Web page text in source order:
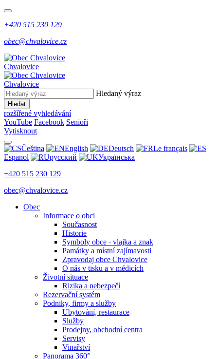
+420 515 230 129
obec@chvalovice.cz
Chvalovice
Chvalovice
Hledaný výraz
Hledat
rozšířené vyhledávání
YouTube Facebook Senioři
Vytisknout
Čeština English Deutsch
Le français
Espanol
русский
Українська
+420 515 230 129
obec@chvalovice.cz
Obec
Informace o obci
Současnost
Historie
Symboly obce - vlajka a znak
Památky a místní zajímavosti
Zpravodaj obce Chvalovice
O nás v tisku a v médicích
Životní situace
Rizika a nebezpečí
Rezervační systém
Podniky, firmy a služby
Ubytování, restaurace
Služby
Prodejny, obchodní centra
Servisy
Vinařství
Panorama 360°